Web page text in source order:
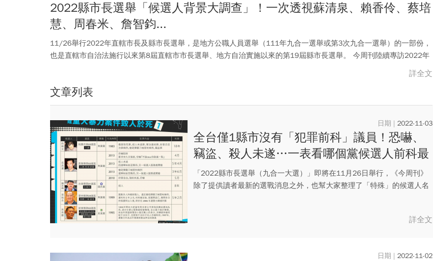
2022縣市長選舉「候選人背景大調查」！一次透視蘇清泉、賴香伶、蔡培
慧、周春米、詹智鈞...
11/26舉行2022年直轄市長及縣市長選舉，是地方公職人員選舉（111年九合一選舉或第3次九合一選舉）的一部份，
也是直轄市自治法施行以來第8屆直轄市市長選舉、地方自治實施以來的第19屆縣市長選舉。 今周刊陸續專訪2022年
詳全文
文章列表
2022-11-03
全台僅1縣市沒有「犯罪前科」議員！恐嚇、
竊盜、殺人未遂…一表看哪個黨候選人前科最
多
「2022縣市長選舉（九合一大選）」即將在11月26日舉行，《今周刊》
除了提供讀者最新的選戰消息之外，也幫大家整理了「特殊」的候選人名
詳全文
2022-11-02